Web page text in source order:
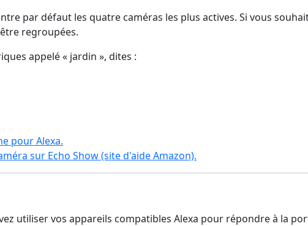
par défaut les quatre caméras les plus actives. Si vous
regroupées.
appelé« jardin », dites :
pour Alexa.
sur Echo Show (site d'aide Amazon).
utiliser vos appareils compatibles Alexa pour répondre à la